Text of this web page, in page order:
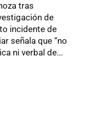
tras
de
incidente de
señala que “no
ni verbal de...